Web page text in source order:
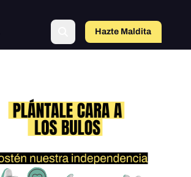
Hazte Maldita